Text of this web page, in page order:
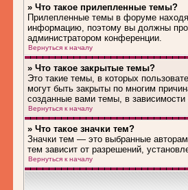
» Что такое прилепленные темы?
Прилепленные темы в форуме
информацию, поэтому вы должны
администратором конференции.
Вернуться к началу
» Что такое закрытые темы?
Это такие темы, в которых
могут быть закрыты по многим
созданные вами темы, в
Вернуться к началу
» Что такое значки тем?
Значки тем — это выбранные
тем зависит от разрешений,
Вернуться к началу